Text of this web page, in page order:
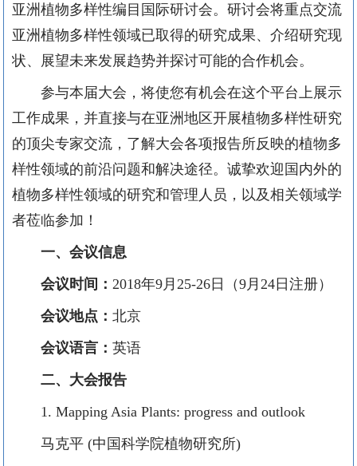
亚洲植物多样性编目国际研讨会。研讨会将重点交流
亚洲植物多样性领域已取得的研究成果、介绍研究现
状、展望未来发展趋势并探讨可能的合作机会。
参与本届大会，将使您有机会在这个平台上展示
工作成果，并直接与在亚洲地区开展植物多样性研究
的顶尖专家交流，了解大会各项报告所反映的植物多
样性领域的前沿问题和解决途径。诚挚欢迎国内外的
植物多样性领域的研究和管理人员，以及相关领域学
者莅临参加！
一、会议信息
会议时间： 2018年9月25-26日（9月24日注册）
会议地点： 北京
会议语言： 英语
二、大会报告
1. Mapping Asia Plants: progress and outlook
马克平 (中国科学院植物研究所)